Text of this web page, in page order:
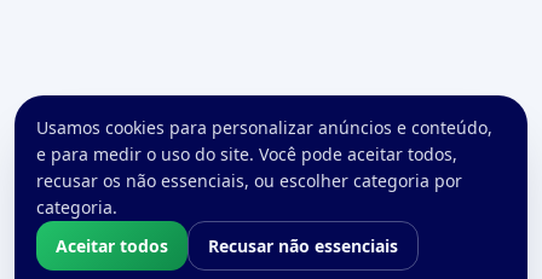
Usamos cookies para personalizar anúncios e conteúdo,
e para medir o uso do site. Você pode aceitar todos,
recusar os não essenciais, ou escolher categoria por
categoria.
Aceitar todos
Recusar não essenciais